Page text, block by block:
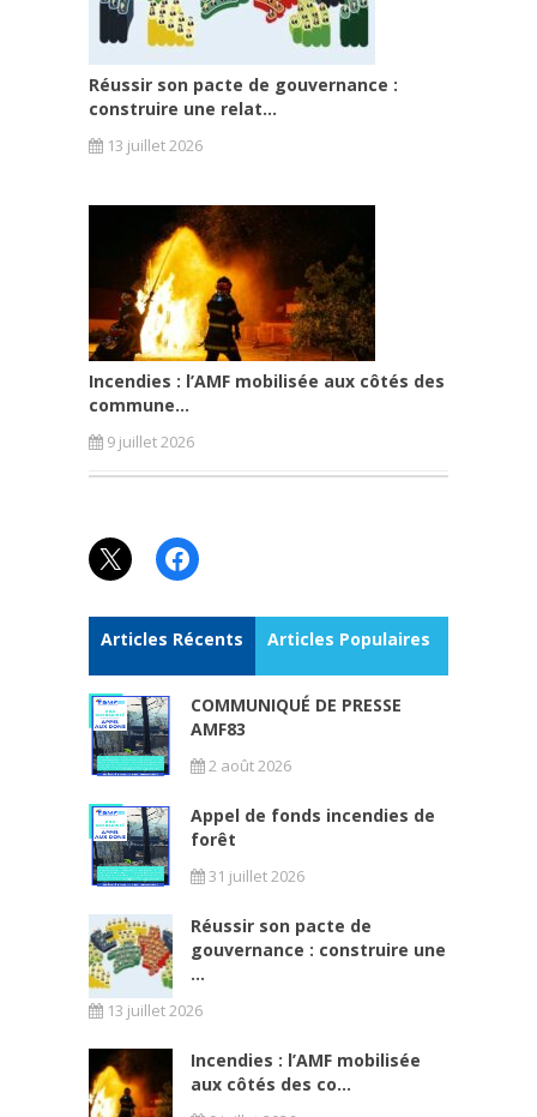
Réussir son pacte de gouvernance :
construire une relat...
13 juillet 2026
Incendies : l’AMF mobilisée aux côtés des
commune...
9 juillet 2026
X Facebook
Articles Récents Articles Populaires
COMMUNIQUÉ DE PRESSE
AMF83
2 août 2026
Appel de fonds incendies de
forêt
31 juillet 2026
Réussir son pacte de
gouvernance : construire une
...
13 juillet 2026
Incendies : l’AMF mobilisée
aux côtés des co...